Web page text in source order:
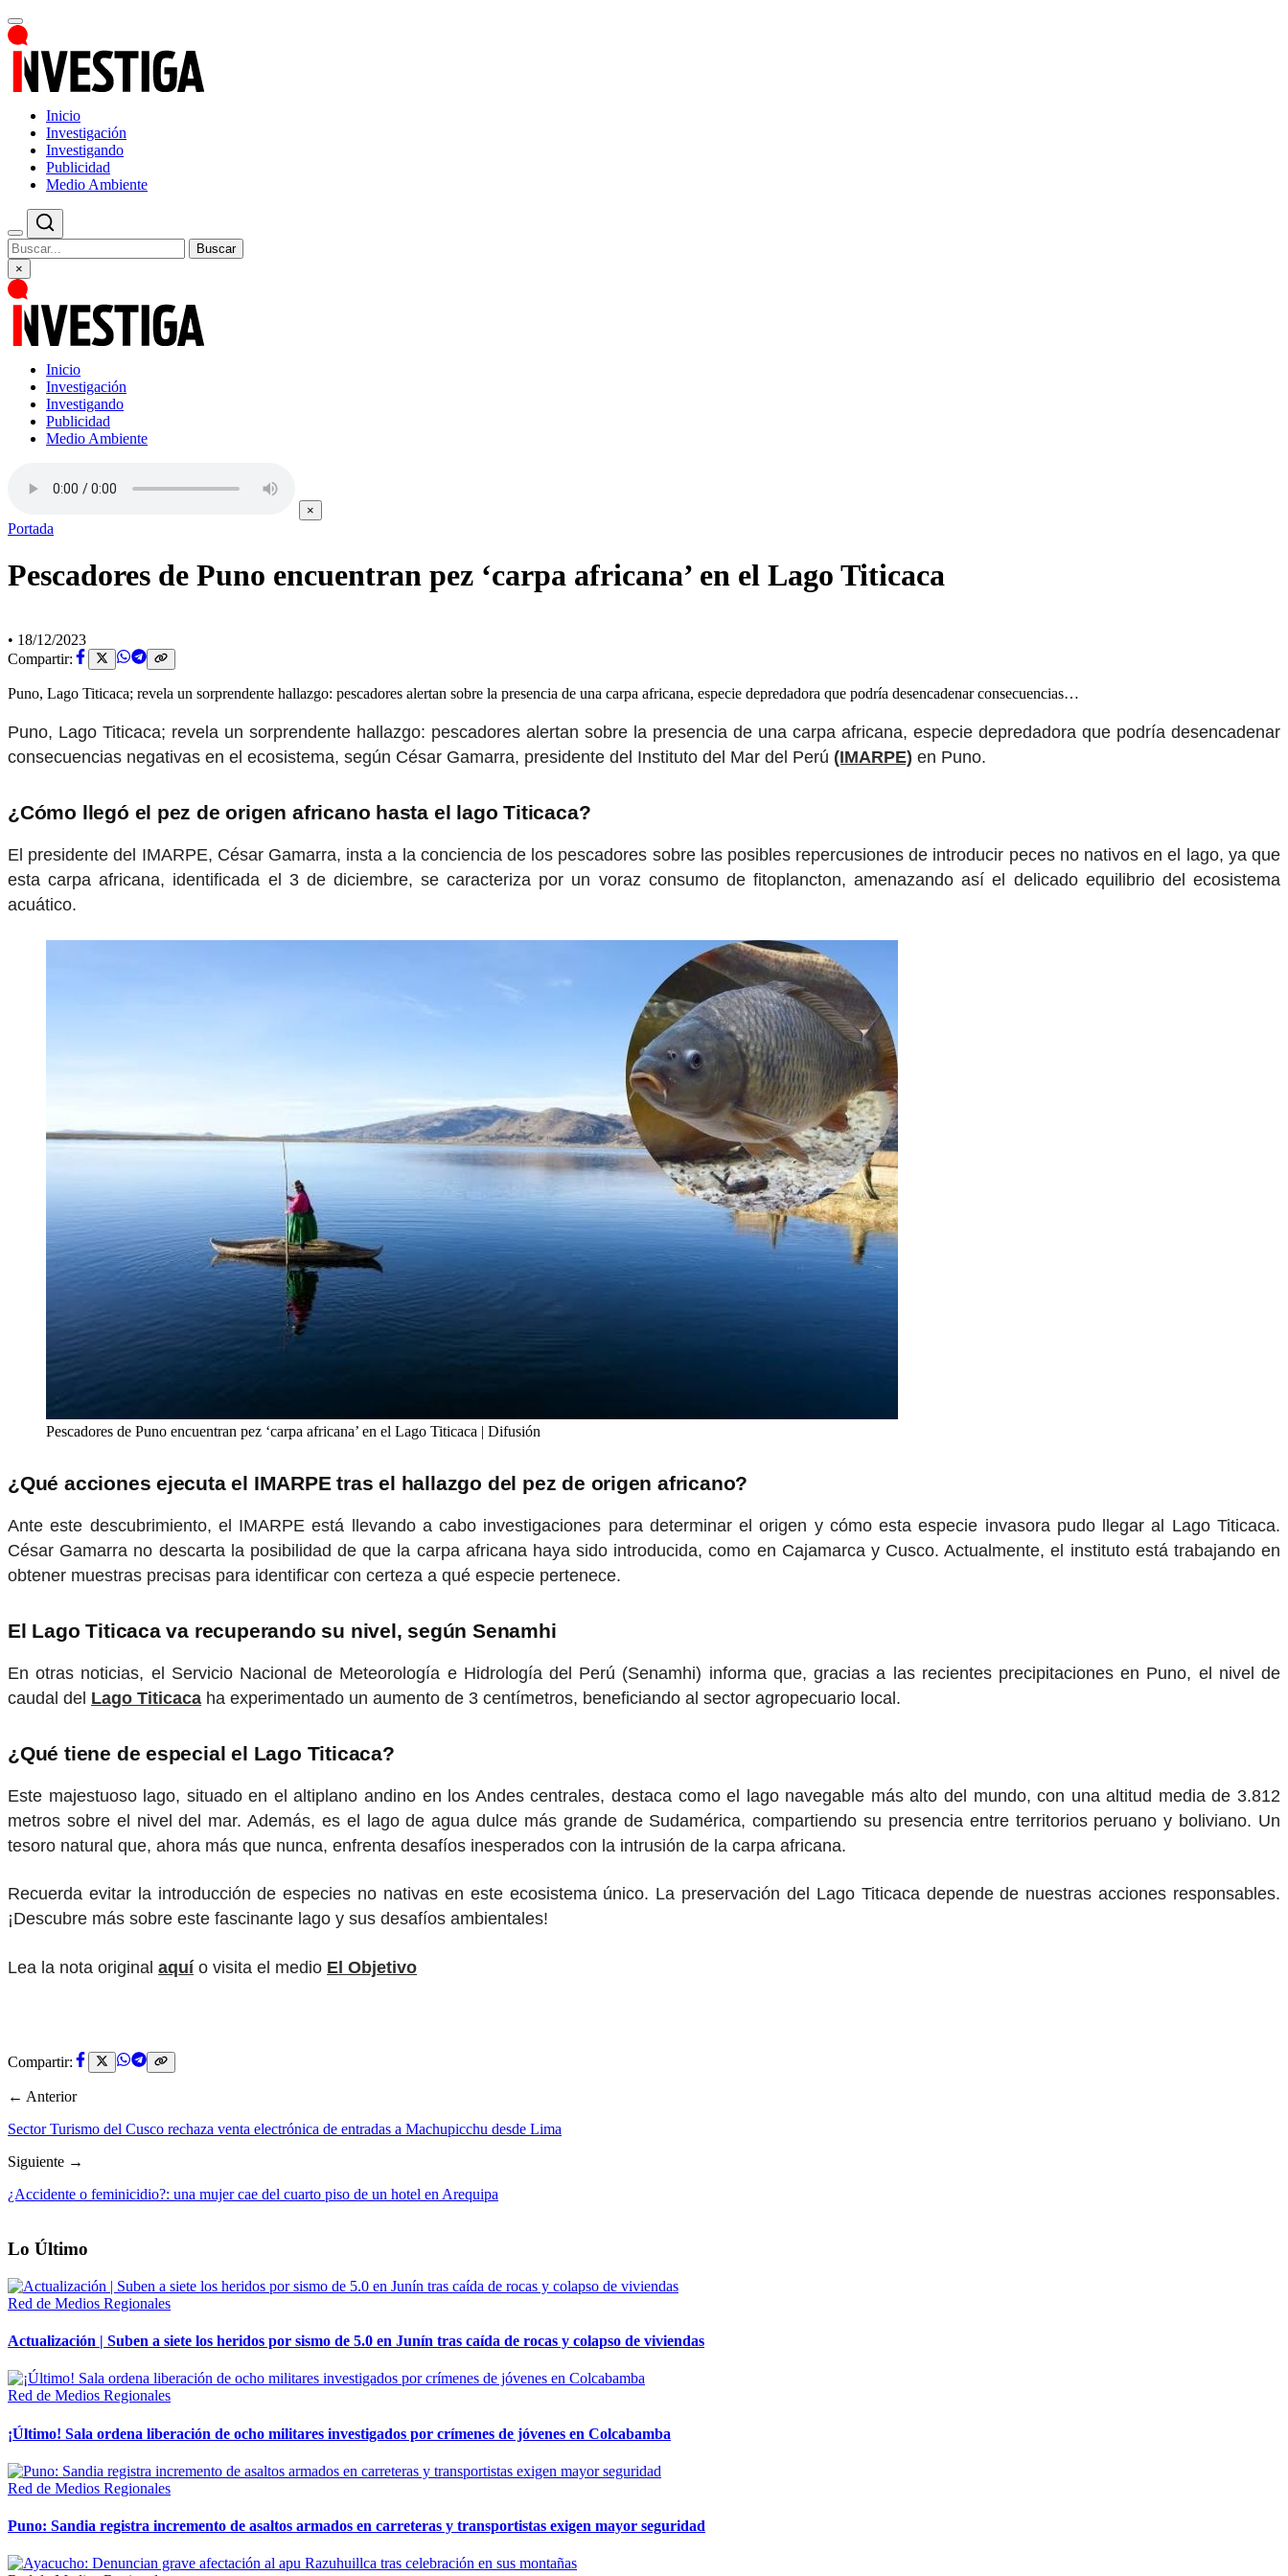
Inicio
Investigación
Investigando
Publicidad
Medio Ambiente
Buscar
×
Inicio
Investigación
Investigando
Publicidad
Medio Ambiente
×
Portada
Pescadores de Puno encuentran pez ‘carpa africana’ en el Lago Titicaca
• 18/12/2023
Compartir:
Puno, Lago Titicaca; revela un sorprendente hallazgo: pescadores alertan sobre la presencia de una carpa africana, especie depredadora que podría desencadenar consecuencias…
Puno, Lago Titicaca; revela un sorprendente hallazgo: pescadores alertan sobre la presencia de una carpa africana, especie depredadora que podría desencadenar
consecuencias negativas en el ecosistema, según César Gamarra, presidente del Instituto del Mar del Perú (IMARPE) en Puno.
¿Cómo llegó el pez de origen africano hasta el lago Titicaca?
El presidente del IMARPE, César Gamarra, insta a la conciencia de los pescadores sobre las posibles repercusiones de introducir peces no nativos en el lago, ya que
esta carpa africana, identificada el 3 de diciembre, se caracteriza por un voraz consumo de fitoplancton, amenazando así el delicado equilibrio del ecosistema
acuático.
Pescadores de Puno encuentran pez ‘carpa africana’ en el Lago Titicaca | Difusión
¿Qué acciones ejecuta el IMARPE tras el hallazgo del pez de origen africano?
Ante este descubrimiento, el IMARPE está llevando a cabo investigaciones para determinar el origen y cómo esta especie invasora pudo llegar al Lago Titicaca.
César Gamarra no descarta la posibilidad de que la carpa africana haya sido introducida, como en Cajamarca y Cusco. Actualmente, el instituto está trabajando en
obtener muestras precisas para identificar con certeza a qué especie pertenece.
El Lago Titicaca va recuperando su nivel, según Senamhi
En otras noticias, el Servicio Nacional de Meteorología e Hidrología del Perú (Senamhi) informa que, gracias a las recientes precipitaciones en Puno, el nivel de
caudal del Lago Titicaca ha experimentado un aumento de 3 centímetros, beneficiando al sector agropecuario local.
¿Qué tiene de especial el Lago Titicaca?
Este majestuoso lago, situado en el altiplano andino en los Andes centrales, destaca como el lago navegable más alto del mundo, con una altitud media de 3.812
metros sobre el nivel del mar. Además, es el lago de agua dulce más grande de Sudamérica, compartiendo su presencia entre territorios peruano y boliviano. Un
tesoro natural que, ahora más que nunca, enfrenta desafíos inesperados con la intrusión de la carpa africana.
Recuerda evitar la introducción de especies no nativas en este ecosistema único. La preservación del Lago Titicaca depende de nuestras acciones responsables.
¡Descubre más sobre este fascinante lago y sus desafíos ambientales!
Lea la nota original aquío visita el medio El Objetivo
Compartir:
← Anterior
Sector Turismo del Cusco rechaza venta electrónica de entradas a Machupicchu desde Lima
Siguiente →
¿Accidente o feminicidio?: una mujer cae del cuarto piso de un hotel en Arequipa
Lo Último
Red de Medios Regionales
Actualización | Suben a siete los heridos por sismo de 5.0 en Junín tras caída de rocas y colapso de viviendas
Red de Medios Regionales
¡Último! Sala ordena liberación de ocho militares investigados por crímenes de jóvenes en Colcabamba
Red de Medios Regionales
Puno: Sandia registra incremento de asaltos armados en carreteras y transportistas exigen mayor seguridad